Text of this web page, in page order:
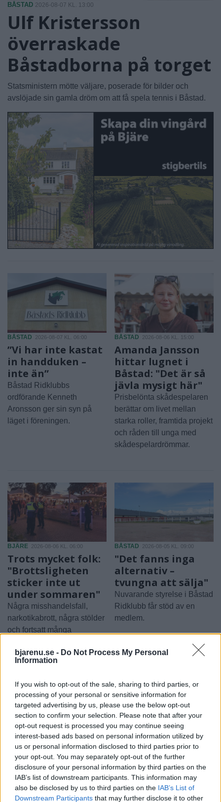
bjarenu.se - Do Not Process My Personal
Information
If you wish to opt-out of the sale, sharing to third parties, or
processing of your personal or sensitive information for
targeted advertising by us, please use the below opt-out
section to confirm your selection. Please note that after your
opt-out request is processed you may continue seeing
interest-based ads based on personal information utilized by
us or personal information disclosed to third parties prior to
your opt-out. You may separately opt-out of the further
disclosure of your personal information by third parties on the
IAB’s list of downstream participants. This information may
also be disclosed by us to third parties on the IAB’s List of
Downstream Participants that may further disclose it to other
BÅSTAD 2026-08-07 KL. 13:00
Ulf Kristersson
överraskade
Båstadborna på torget
Statsministern mötte väljare, poserade för bilder och
avslöjade sin gamla dröm om att få spela tennis i Båstad.
BÅSTAD 2026-08-07 KL. 06:00
”Vi har inte kastat
in handduken –
inte än”
Båstad Ridklubbs
ordförande Kenneth
Aronsson ger sin syn på
läget i föreningen.
BÅSTAD 2026-08-06 KL. 15:00
Amanda Jansson
hittar lugnet i
Båstad: "Det är så
jävla mysigt här"
Prisbelönta skådespelaren
berättar om livet mellan
starka roller, framtida projekt
och råden till unga med
skådespelardrömmar.
BJÄRE 2026-08-06 KL. 06:00
Trots mycket folk:
"Brottsligheten
sticker inte ut
under sommaren"
Några misshandelsfall,
narkotikabrott, några stölder
och fortsatt många
BÅSTAD 2026-08-05 KL. 09:00
"Det fanns inga
alternativ –
tvungna att sälja"
Nuvarande styrelse i Båstad
Ridklubb får stöd av en
medlem.